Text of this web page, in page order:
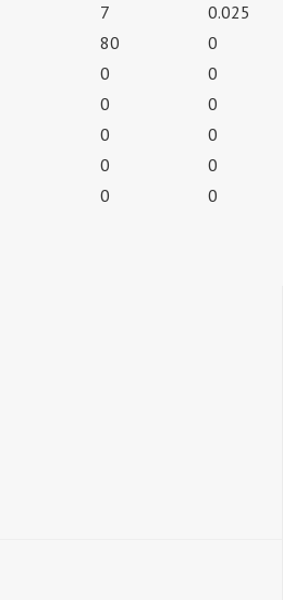
7
0.025
80
0
0
0
0
0
0
0
0
0
0 0